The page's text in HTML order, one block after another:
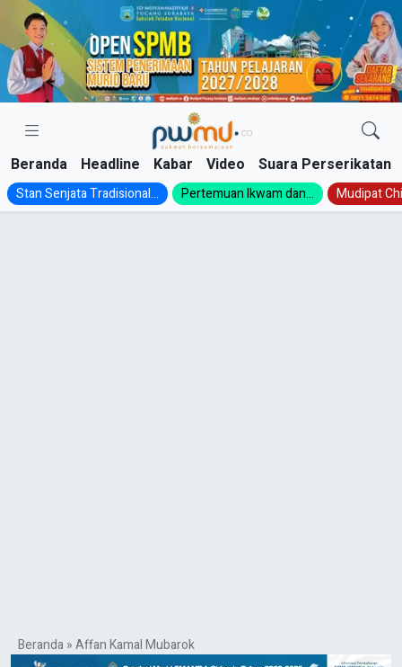
Skip
content
Beranda Headline Kabar Video Suara Perserikatan
Stan Senjata Tradisional... Pertemuan Ikwam dan... Mudipat
Beranda»Affan Kamal Mubarok